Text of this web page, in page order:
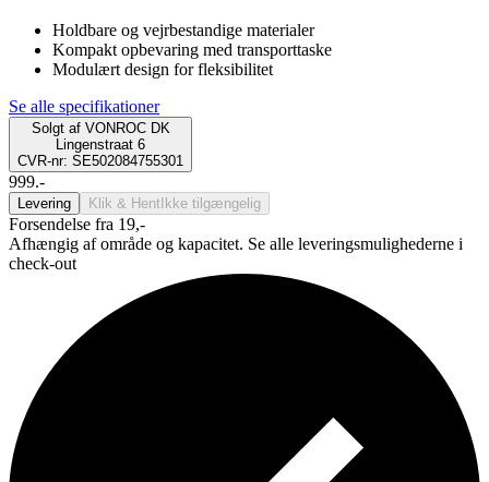
Holdbare og vejrbestandige materialer
Kompakt opbevaring med transporttaske
Modulært design for fleksibilitet
Se alle specifikationer
Solgt af VONROC DK
Lingenstraat 6
CVR-nr: SE502084755301
999.-
Levering Klik & Hent Ikke tilgængelig
Forsendelse fra 19,-
Afhængig af område og kapacitet. Se alle leveringsmulighederne i
check-out